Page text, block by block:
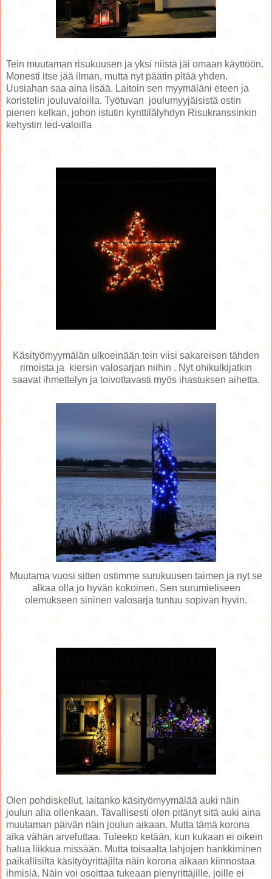
Tein muutaman risukuusen ja yksi niistä jäi omaan käyttöön.
Monesti itse jää ilman, mutta nyt päätin pitää yhden.
Uusiahan saa aina lisää. Laitoin sen myymäläni eteen ja
koristelin jouluvaloilla. Työtuvan joulumyyjäisistä ostin
pienen kelkan, johon istutin kynttilälyhdyn Risukranssinkin
kehystin led-valoilla
Käsityömyymälän ulkoeinään tein viisi sakareisen tähden
rimoista ja kiersin valosarjan niihin . Nyt ohikulkijatkin
saavat ihmettelyn ja toivottavasti myös ihastuksen aihetta.
Muutama vuosi sitten ostimme surukuusen taimen ja nyt se
alkaa olla jo hyvän kokoinen. Sen surumieliseen
olemukseen sininen valosarja tuntuu sopivan hyvin.
Olen pohdiskellut, laitanko käsityömyymälää auki näin
joulun alla ollenkaan. Tavallisesti olen pitänyt sitä auki aina
muutaman päivän näin joulun aikaan. Mutta tämä korona
aika vähän arveluttaa. Tuleeko ketään, kun kukaan ei oikein
halua liikkua missään. Mutta toisaalta lahjojen hankkiminen
paikallisilta käsityöyrittäjilta näin korona aikaan kiinnostaa
ihmisiä. Näin voi osoittaa tukeaan pienyrittäjille, joille ei